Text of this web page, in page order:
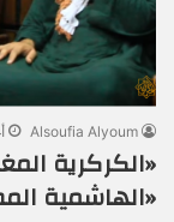
Alsoufia Alyoum
«الكركرية
«الهاشمية